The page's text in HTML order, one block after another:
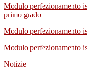
Modulo perfezionamento
primo grado
Modulo perfezionamento
Modulo perfezionamento
Notizie